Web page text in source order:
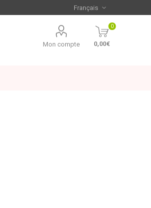
Mon compte
0
0,00€